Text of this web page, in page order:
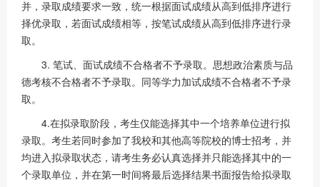
并，录取成绩要求一致，统一根据面试成绩从高到低排序进行
择优录取，若面试成绩相等，按笔试成绩从高到低排序进行录
取。
3. 笔试、面试成绩不合格者不予录取。思想政治素质与品
德考核不合格者不予录取。同等学力加试成绩不合格者不予录
取。
4.在拟录取阶段，考生仅能选择其中一个培养单位进行拟
录取。考生若同时参加了我校和其他高等院校的博士招考，并
均进入拟录取状态，请考生务必认真选择并只能选择其中的一
个录取单位，并在第一时间将最后选择结果书面报告给拟录取